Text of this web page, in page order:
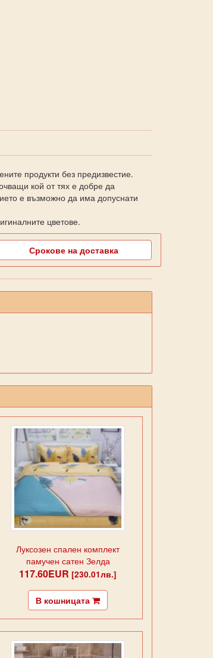
продукти без предизвестие.
кой от тях е добре да
е възможно да има допуснати
цветове.
Срокове на доставка
Луксозен спален комплект
памучен сатен Зелда
117.60EUR[230.01лв.]
В кошницата